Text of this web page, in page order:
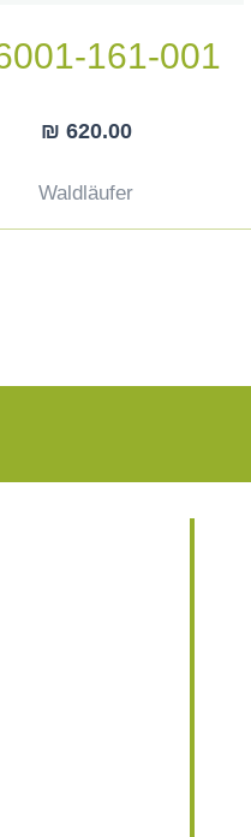
161-001
₪ 620.00
Waldläufer